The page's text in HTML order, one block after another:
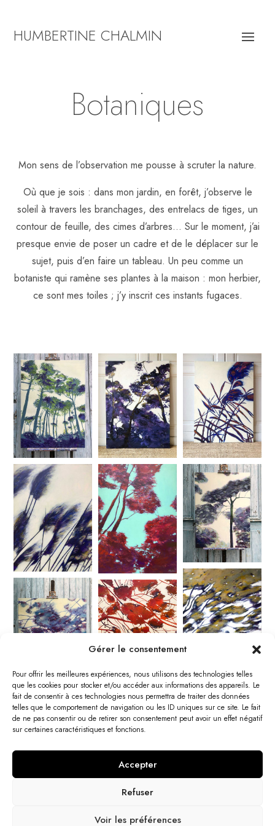
Gérer le consentement
Pour offrir les meilleures expériences, nous utilisons des technologies telles
que les cookies pour stocker et/ou accéder aux informations des appareils. Le
fait de consentir à ces technologies nous permettra de traiter des données
telles que le comportement de navigation ou les ID uniques sur ce site. Le fait
de ne pas consentir ou de retirer son consentement peut avoir un effet négatif
sur certaines caractéristiques et fonctions.
Accepter
Refuser
Voir les préférences
HUMBERTINE CHALMIN
Botaniques
Mon sens de l’observation me pousse à scruter la nature.
Où que je sois : dans mon jardin, en forêt, j’observe le
soleil à travers les branchages, des entrelacs de tiges, un
contour de feuille, des cimes d’arbres… Sur le moment, j’ai
presque envie de poser un cadre et de le déplacer sur le
sujet, puis d’en faire un tableau. Un peu comme un
botaniste qui ramène ses plantes à la maison : mon herbier,
ce sont mes toiles ; j’y inscrit ces instants fugaces.